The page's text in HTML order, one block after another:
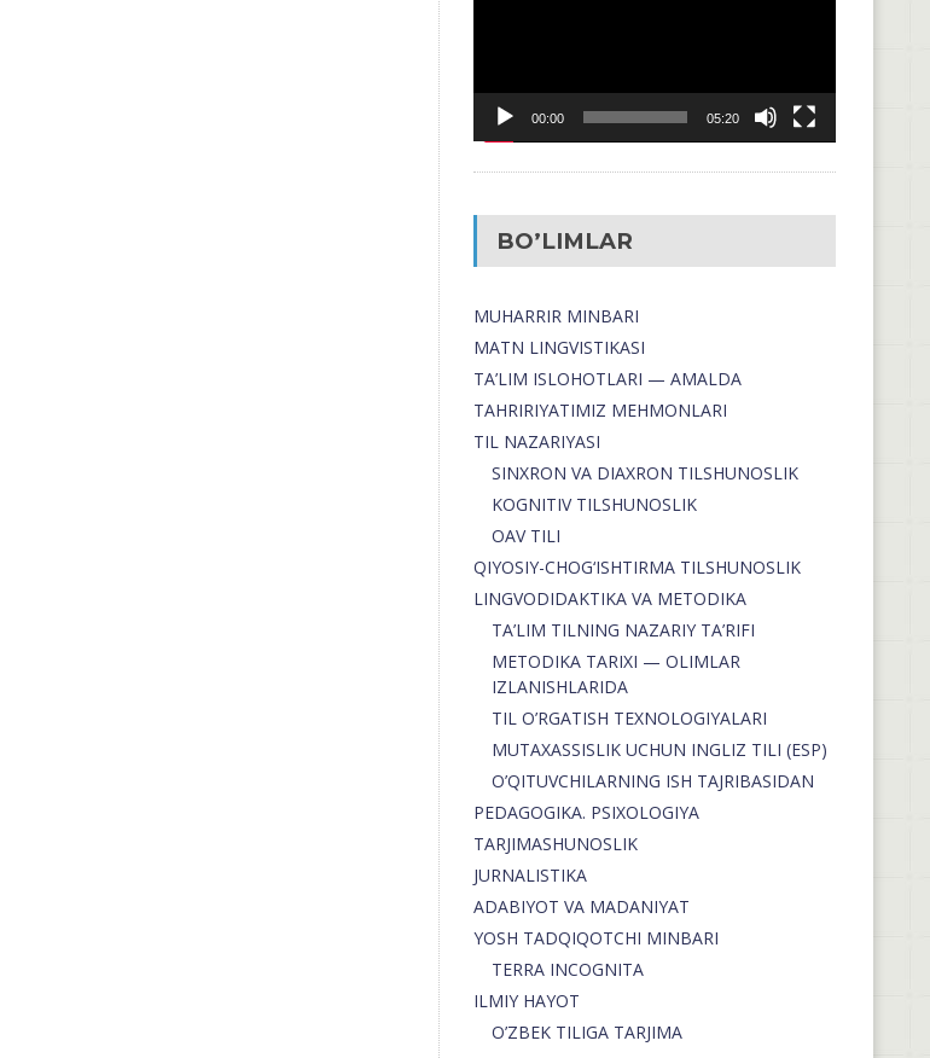
00:00 05:20
BO’LIMLAR
MUHARRIR MINBARI
MATN LINGVISTIKASI
TA’LIM ISLOHOTLARI — AMALDA
TAHRIRIYATIMIZ MEHMONLARI
TIL NAZARIYASI
SINXRON VA DIAXRON TILSHUNOSLIK
KOGNITIV TILSHUNOSLIK
OAV TILI
QIYOSIY-CHOG‘ISHTIRMA TILSHUNOSLIK
LINGVODIDAKTIKA VA METODIKA
TA’LIM TILNING NAZARIY TA’RIFI
METODIKA TARIXI — OLIMLAR
IZLANISHLARIDA
TIL O’RGATISH TEXNOLOGIYALARI
MUTAXASSISLIK UCHUN INGLIZ TILI (ESP)
O’QITUVCHILARNING ISH TAJRIBASIDAN
PEDAGOGIKA. PSIXOLOGIYA
TARJIMASHUNOSLIK
JURNALISTIKA
ADABIYOT VA MADANIYAT
YOSH TADQIQOTCHI MINBARI
TERRA INCOGNITA
ILMIY HAYOT
O’ZBEK TILIGA TARJIMA